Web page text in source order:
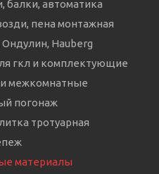
балки, автоматика
пена монтажная
Hauberg
гкл и комплектующие
межкомнатные
погонаж
тротуарная
материалы